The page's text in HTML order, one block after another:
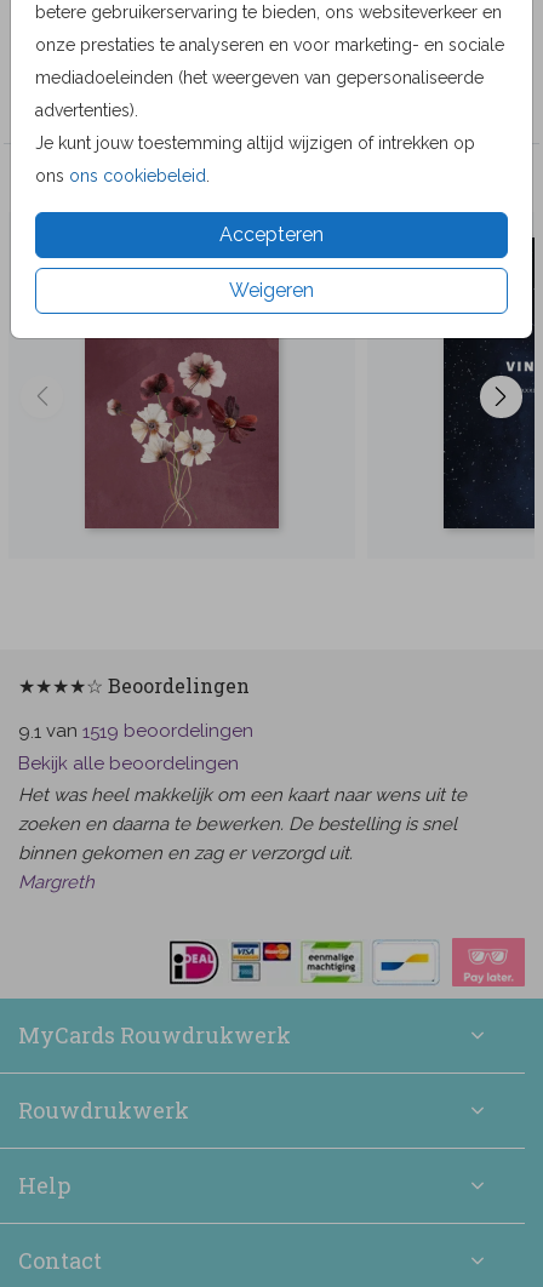
betere gebruikerservaring te bieden, ons websiteverkeer en
onze prestaties te analyseren en voor marketing- en sociale
mediadoeleinden (het weergeven van gepersonaliseerde
advertenties).
Je kunt jouw toestemming altijd wijzigen of intrekken op
ons ons cookiebeleid
Accepteren
Weigeren
Lievez
Collectie
Lievez Rouwkaarten
Veel gekozen producten
★★★★☆ Beoordelingen
9.1 van 1519 beoordelingen
Bekijk alle beoordelingen
Het was heel makkelijk om een kaart naar wens uit te
zoeken en daarna te bewerken. De bestelling is snel
binnen gekomen en zag er verzorgd uit.
Margreth
MyCards Rouwdrukwerk
Rouwdrukwerk
Help
Contact